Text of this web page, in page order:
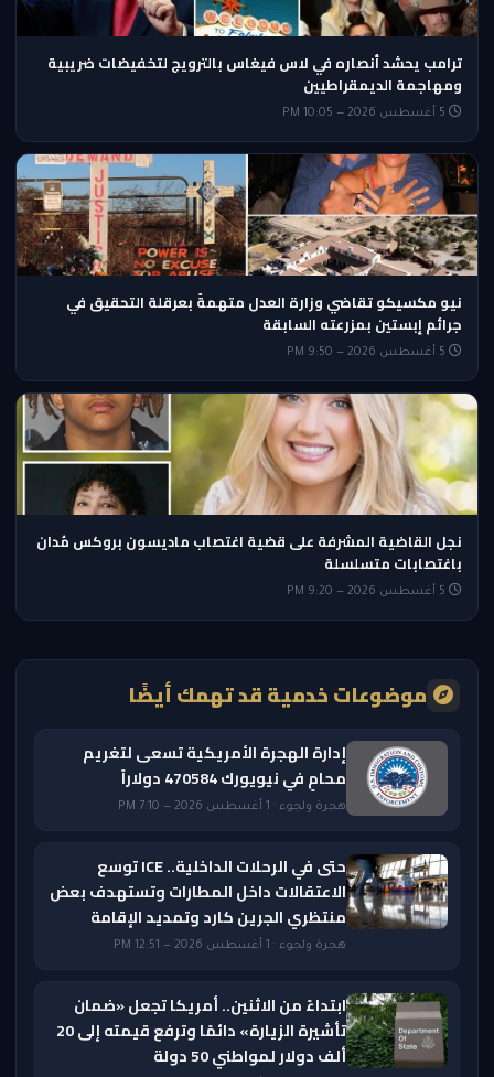
ترامب يحشد أنصاره في لاس فيغاس بالترويج لتخفيضات ضريبية
ومهاجمة الديمقراطيين
نيو مكسيكو تقاضي وزارة العدل متهمةً بعرقلة التحقيق في
جرائم إبستين بمزرعته السابقة
نجل القاضية المشرفة على قضية اغتصاب ماديسون بروكس مُدان
باغتصابات متسلسلة
موضوعات خدمية قد تهمك أيضًا
إدارة الهجرة الأمريكية تسعى لتغريم
محامٍ في نيويورك 470584 دولاراً
هجرة ولجوء · 1 أغسطس 2026 — 7:10 PM
حتى في الرحلات الداخلية.. ICE توسع
الاعتقالات داخل المطارات وتستهدف بعض
منتظري الجرين كارد وتمديد الإقامة
هجرة ولجوء · 1 أغسطس 2026 — 12:51 PM
ابتداءً من الاثنين.. أمريكا تجعل «ضمان
تأشيرة الزيارة» دائمًا وترفع قيمته إلى 20
ألف دولار لمواطني 50 دولة